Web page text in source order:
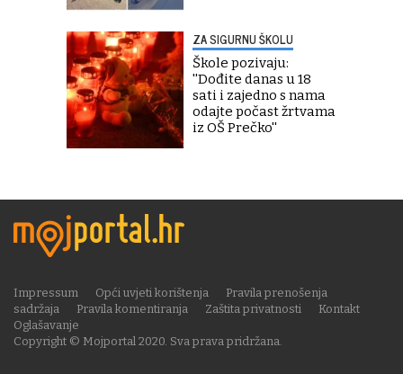
ZA SIGURNU ŠKOLU
Škole pozivaju:
''Dođite danas u 18
sati i zajedno s nama
odajte počast žrtvama
iz OŠ Prečko''
Copyright © Mojportal 2020. Sva prava pridržana.
Impressum Opći uvjeti korištenja
Pravila prenošenja
sadržaja
Pravila komentiranja Zaštita privatnosti
Kontakt
Oglašavanje